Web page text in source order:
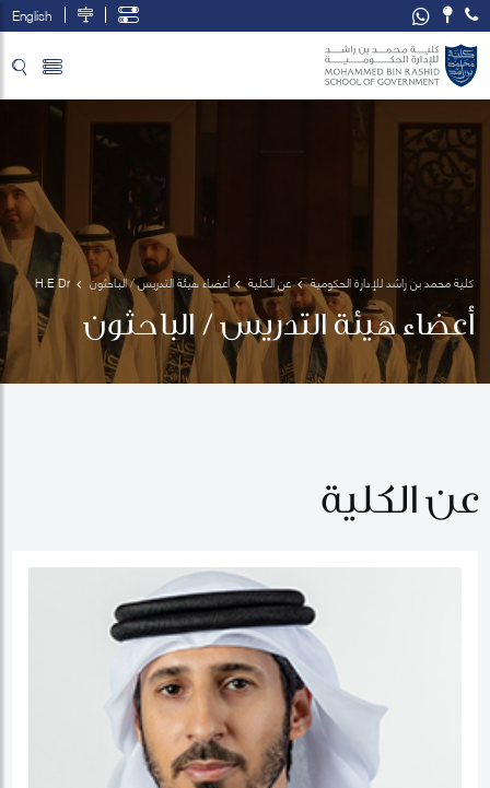
English
كلية محمد بن راشد للإدارة الحكومية عن الكلية أعضاء هيئة التدريس / الباحثون
H.E Dr
Ali bin
Al Marri
أعضاء هيئة التدريس / الباحثون
عن الكلية